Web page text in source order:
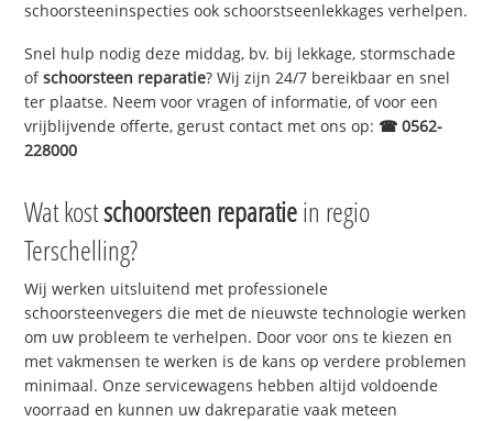
schoorsteeninspecties ook schoorstseenlekkages verhelpen.
Snel hulp nodig deze middag, bv. bij lekkage, stormschade
ofschoorsteen reparatie? Wij zijn 24/7 bereikbaar en snel
ter plaatse. Neem voor vragen of informatie, of voor een
vrijblijvende offerte, gerust contact met ons op: ☎ 0562-
228000
Wat kostschoorsteen reparatiein regio
Terschelling?
Wij werken uitsluitend met professionele
schoorsteenvegers die met de nieuwste technologie werken
om uw probleem te verhelpen. Door voor ons te kiezen en
met vakmensen te werken is de kans op verdere problemen
minimaal. Onze servicewagens hebben altijd voldoende
voorraad en kunnen uw dakreparatie vaak meteen